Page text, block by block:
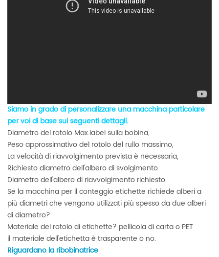
Siamo in grado di personalizzare una macchina particolare
per voi di base sui seguenti dettagli.
Diametro del rotolo Max.label sulla bobina,
Peso approssimativo del rotolo del rullo massimo,
La velocità di riavvolgimento prevista è necessaria,
Richiesto diametro dell'albero di svolgimento
Diametro dell'albero di riavvolgimento richiesto
Se la macchina per il conteggio etichette richiede alberi a
più diametri che vengono utilizzati più spesso da due alberi
di diametro?
Materiale del rotolo di etichette? pellicola di carta o PET
il materiale dell'etichetta è trasparente o no.
Riguardano la ribobinatrice